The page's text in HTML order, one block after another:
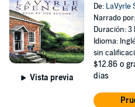
Vista previa
De: LaVyrle
Narrado por:
Duración: 3
Idioma:
sin
$12.86 o
días